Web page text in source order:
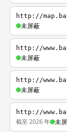
http://
未屏蔽
http://
未屏蔽
http://
未屏蔽
http://
截至 2026 年 未